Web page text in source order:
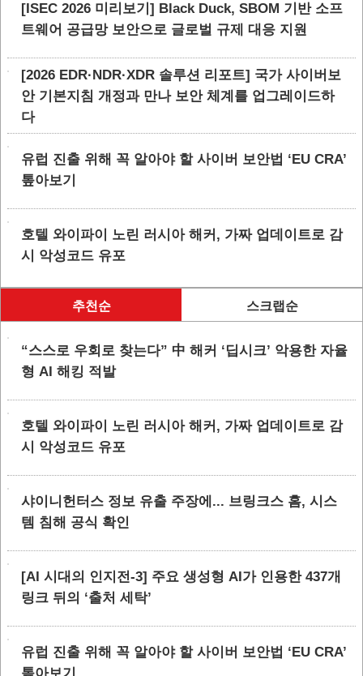
[ISEC 2026 미리보기] Black Duck, SBOM 기반 소프
트웨어 공급망 보안으로 글로벌 규제 대응 지원
[2026 EDR·NDR·XDR 솔루션 리포트] 국가 사이버보
안 기본지침 개정과 만나 보안 체계를 업그레이드하
다
유럽 진출 위해 꼭 알아야 할 사이버 보안법 ‘EU CRA’
톺아보기
호텔 와이파이 노린 러시아 해커, 가짜 업데이트로 감
시 악성코드 유포
추천순 스크랩순
“스스로 우회로 찾는다” 中 해커 ‘딥시크’ 악용한 자율
형 AI 해킹 적발
호텔 와이파이 노린 러시아 해커, 가짜 업데이트로 감
시 악성코드 유포
샤이니헌터스 정보 유출 주장에... 브링크스 홈, 시스
템 침해 공식 확인
[AI 시대의 인지전-3] 주요 생성형 AI가 인용한 437개
링크 뒤의 ‘출처 세탁’
유럽 진출 위해 꼭 알아야 할 사이버 보안법 ‘EU CRA’